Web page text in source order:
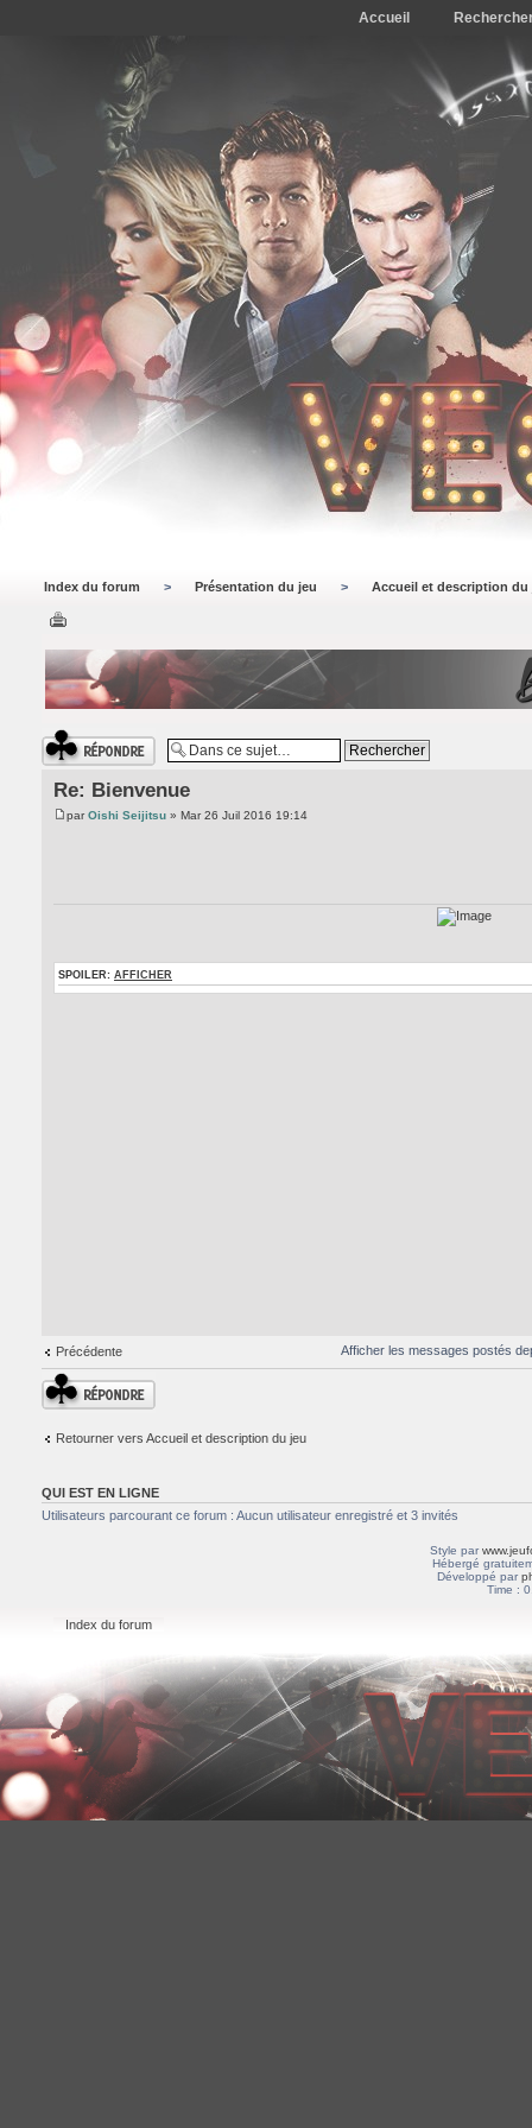
Accueil
Index du forum > Présentation du jeu > Accueil et description du
Répondre
Re: Bienvenue
parOishi Seijitsu » Mar 26 Juil 2016 19:14
SPOILER: AFFICHER
Précédente Afficher les messages postés
Répondre
Retourner vers Accueil et description du jeu
QUI EST EN LIGNE
Utilisateurs parcourant ce forum : Aucun utilisateur enregistré et 3 invités
Style par
Hébergé
Développé par
Time :
Index du forum